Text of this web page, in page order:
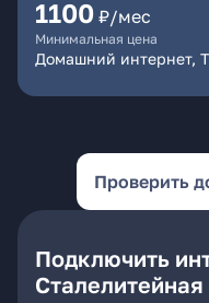
1100 ₽/мес
Минимальная цена
Домашний интернет,
Проверить
Подключить